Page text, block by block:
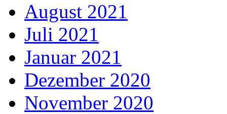
August 2021
Juli 2021
Januar 2021
Dezember 2020
November 2020